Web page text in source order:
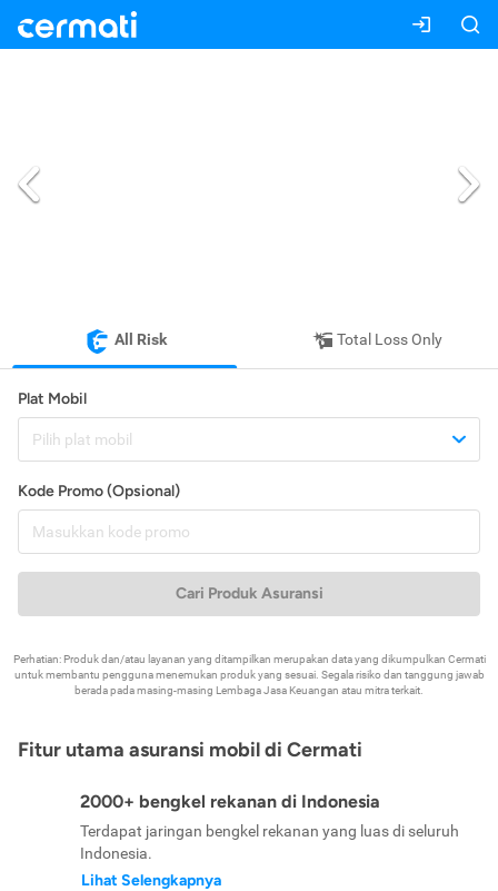
All Risk Total Loss Only
Plat Mobil
Pilih plat mobil
Kode Promo (Opsional)
Cari Produk Asuransi
Perhatian: Produk dan/atau layanan yang ditampilkan merupakan data yang dikumpulkan Cermati
untuk membantu pengguna menemukan produk yang sesuai. Segala risiko dan tanggung jawab
berada pada masing-masing Lembaga Jasa Keuangan atau mitra terkait.
Fitur utama asuransi mobil di Cermati
2000+ bengkel rekanan di Indonesia
Terdapat jaringan bengkel rekanan yang luas di seluruh
Indonesia.
Lihat Selengkapnya